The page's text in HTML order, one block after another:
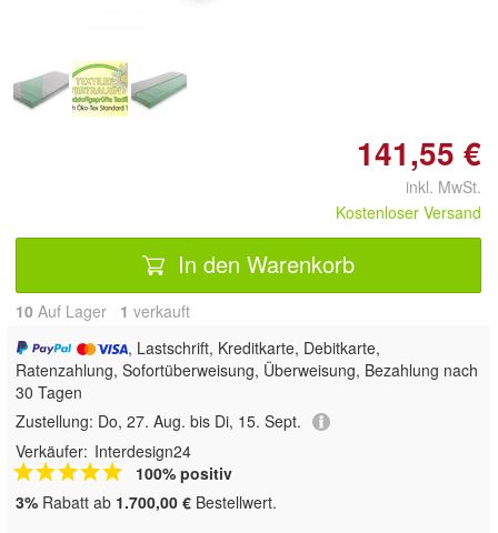
141,55 €
inkl. MwSt.
Kostenloser Versand
In den Warenkorb
10 Auf Lager 1 verkauft
, Lastschrift, Kreditkarte, Debitkarte,
Ratenzahlung, Sofortüberweisung, Überweisung, Bezahlung nach
30 Tagen
Zustellung: Do, 27. Aug. bis Di, 15. Sept.
Verkäufer: Interdesign24
100% positiv
3% Rabatt ab 1.700,00 € Bestellwert.